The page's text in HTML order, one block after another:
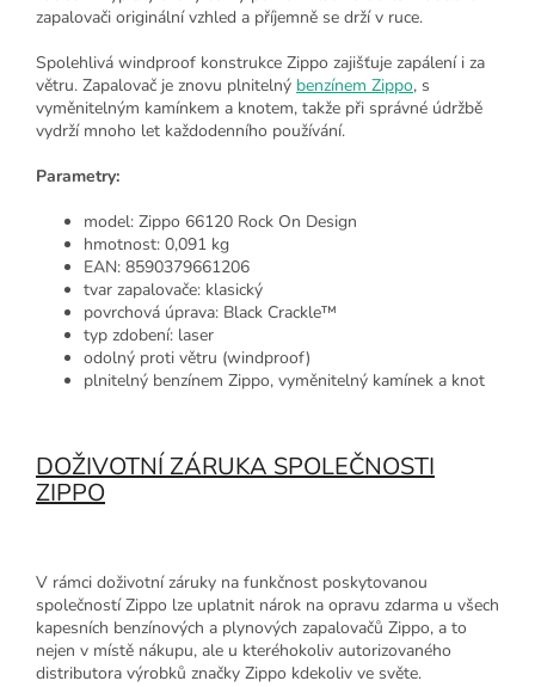
zapalovači originální vzhled a příjemně se drží v ruce.
Spolehlivá windproof konstrukce Zippo zajišťuje zapálení i za
větru. Zapalovač je znovu plnitelný benzínem Zippo, s
vyměnitelným kamínkem a knotem, takže při správné údržbě
vydrží mnoho let každodenního používání.
Parametry:
model: Zippo 66120 Rock On Design
hmotnost: 0,091 kg
EAN: 8590379661206
tvar zapalovače: klasický
povrchová úprava: Black Crackle™
typ zdobení: laser
odolný proti větru (windproof)
plnitelný benzínem Zippo, vyměnitelný kamínek a knot
DOŽIVOTNÍ ZÁRUKA SPOLEČNOSTI
ZIPPO
V rámci doživotní záruky na funkčnost poskytovanou
společností Zippo lze uplatnit nárok na opravu zdarma u všech
kapesních benzínových a plynových zapalovačů Zippo, a to
nejen v místě nákupu, ale u kteréhokoliv autorizovaného
distributora výrobků značky Zippo kdekoliv ve světe.